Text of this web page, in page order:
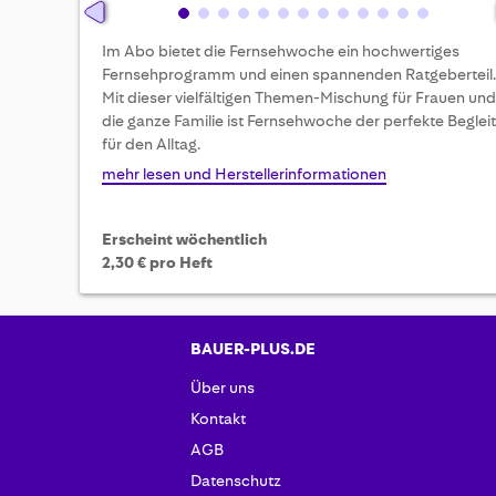
beginning
images
Im Abo bietet die Fernsehwoche ein hochwertiges
Fernsehprogramm und einen spannenden Ratgeberteil.
Mit dieser vielfältigen Themen-Mischung für Frauen und
die ganze Familie ist Fernsehwoche der perfekte
für den Alltag.
mehr lesen und Herstellerinformationen
Erscheint wöchentlich
2,30 € pro Heft
BAUER-PLUS.DE
Über uns
Kontakt
AGB
Datenschutz